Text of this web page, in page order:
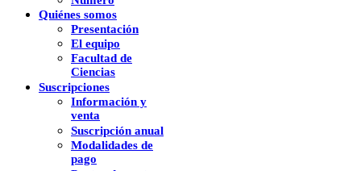
Quiénes somos
Presentación
El equipo
Facultad de
Ciencias
Suscripciones
Información y
venta
Suscripción anual
Modalidades de
pago